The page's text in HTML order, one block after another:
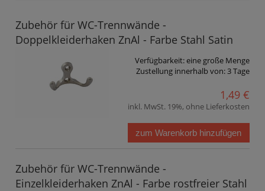
Zubehör für WC-Trennwände -
Doppelkleiderhaken ZnAl - Farbe Stahl Satin
Verfügbarkeit:eine große Menge
Zustellung innerhalb von:3 Tage
1,49 €
inkl. MwSt. 19%, ohne Lieferkosten
zum Warenkorb hinzufügen
Zubehör für WC-Trennwände -
Einzelkleiderhaken ZnAl - Farbe rostfreier Stahl